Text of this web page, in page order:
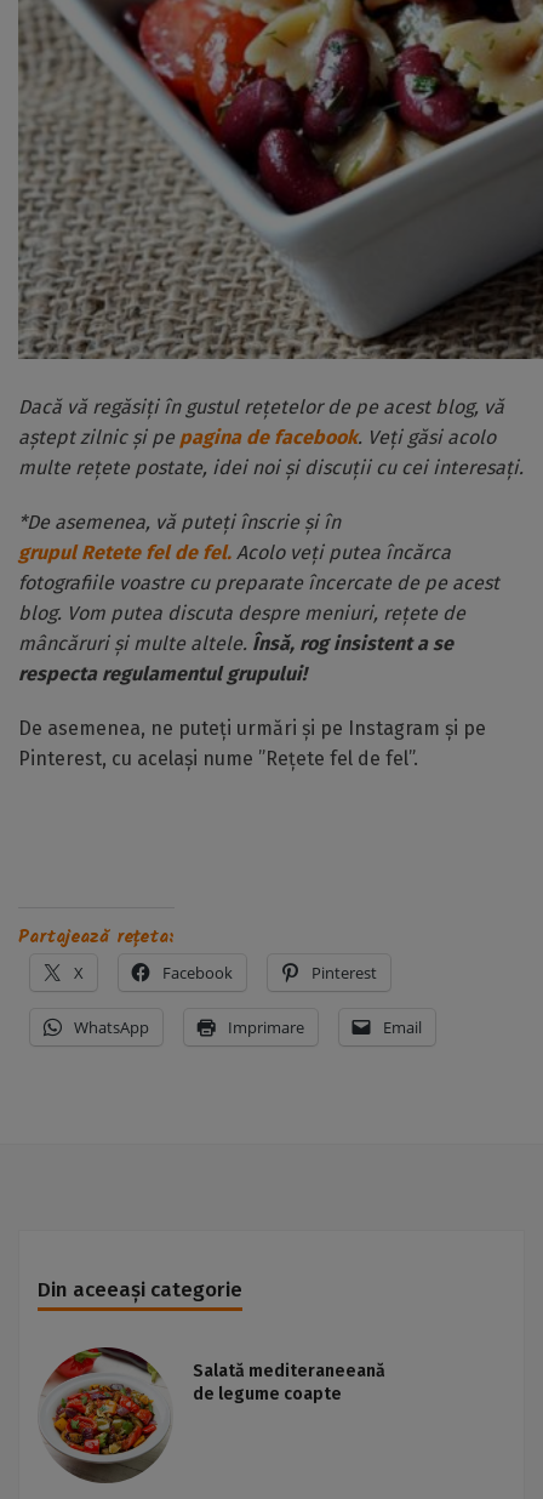
Dacă vă regăsiți în gustul rețetelor de pe acest blog, vă
aștept zilnic și pe pagina de facebook. Veți găsi acolo
multe rețete postate, idei noi și discuții cu cei interesați.
*De asemenea, vă puteți înscrie și în
grupul Retete fel de fel. Acolo veți putea încărca
fotografiile voastre cu preparate încercate de pe acest
blog. Vom putea discuta despre meniuri, rețete de
mâncăruri și multe altele. Însă, rog insistent a se
respecta regulamentul grupului!
De asemenea, ne puteți urmări și pe Instagram și pe
Pinterest, cu același nume ”Rețete fel de fel”.
Partajează rețeta:
X Facebook Pinterest
WhatsApp Imprimare Email
Din aceeași categorie
Salată mediteraneeană
de legume coapte